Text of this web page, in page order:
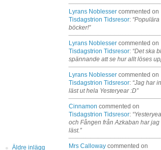
Äldre inlägg
Lyrans Noblesser commented on
Tisdagstrion Tidsresor: “Populära
böcker!”
Lyrans Noblesser commented on
Tisdagstrion Tidsresor: “Det ska
spännande att se hur allt löses
Lyrans Noblesser commented on
Tisdagstrion Tidsresor: “Jag har
läst ut hela Yesteryear :D”
Cinnamon commented on
Tisdagstrion Tidsresor:
och Fången från Azkaban har jag
läst.”
Mrs Calloway commented on